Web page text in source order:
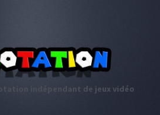
indépendant de jeux vidéo